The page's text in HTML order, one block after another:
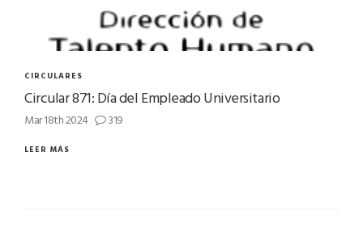
CIRCULARES
Circular 871: Día del Empleado Universitario
Mar 18th 2024 319
LEER MÁS